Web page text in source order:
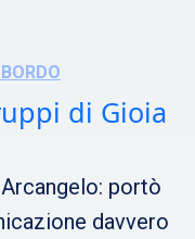
di Gioia
portò
davvero